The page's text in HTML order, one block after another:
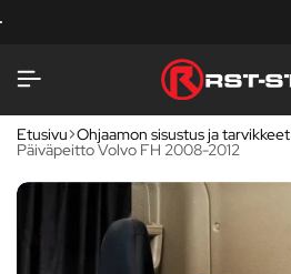
STEEL
STEEL
STEEL
Etusivu Ohjaamon sisustus ja tarvikkeet
Päiväpeitto Volvo FH 2008-2012